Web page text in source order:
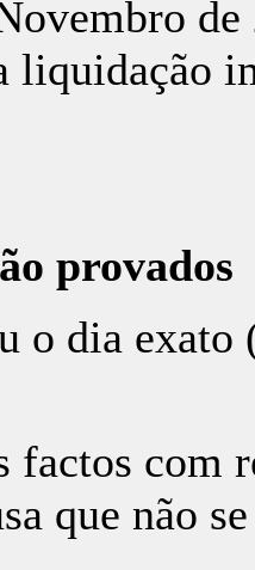
de
liquidação
provados
o dia
factos com
que não